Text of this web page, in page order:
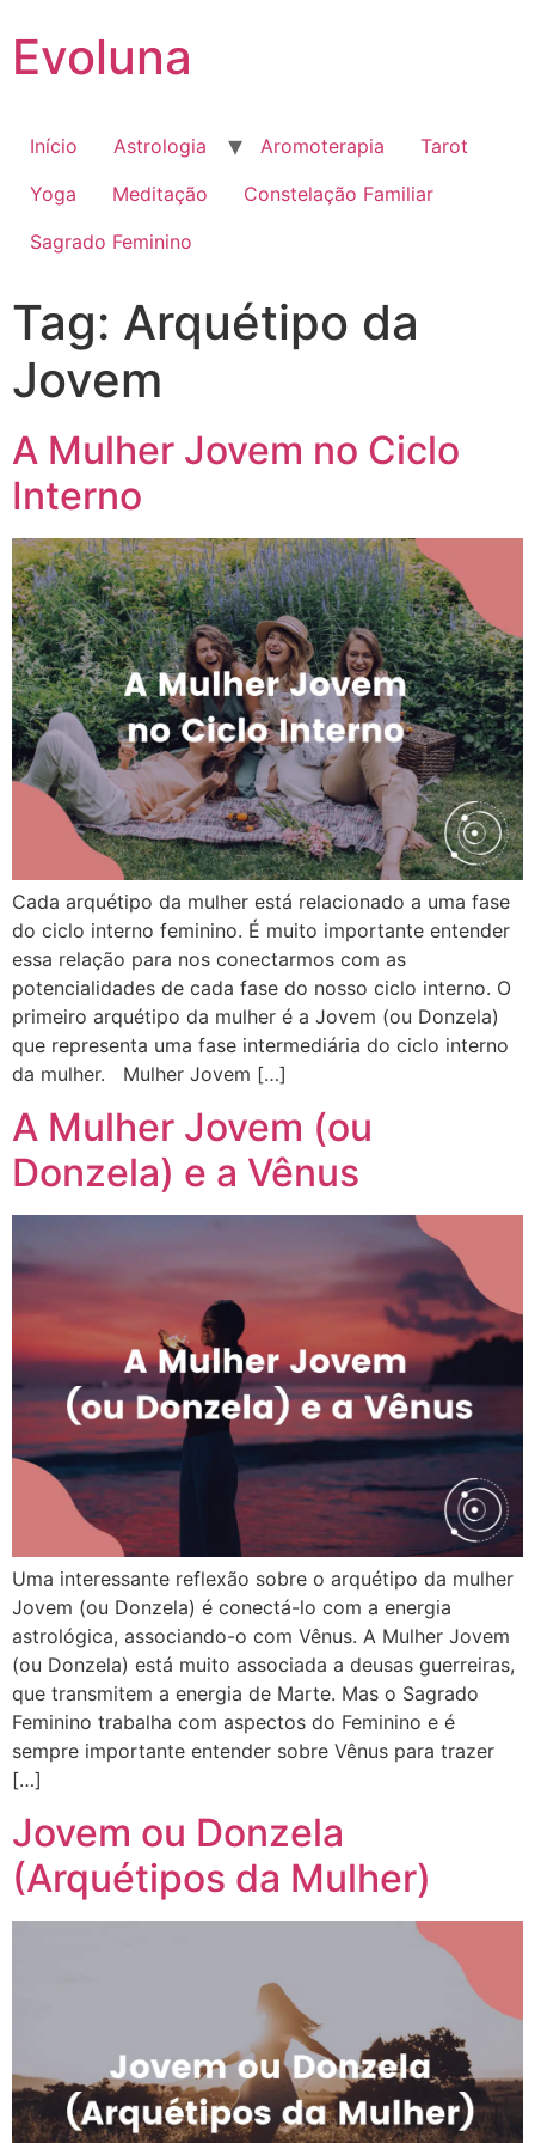
Evoluna
Início Astrologia Aromoterapia
Tarot
Yoga
Meditação
Constelação Familiar
Sagrado Feminino
Tag: Arquétipo da
Jovem
A Mulher Jovem no Ciclo
Interno
Cada arquétipo da mulher está relacionado a uma fase
do ciclo interno feminino. É muito importante entender
essa relação para nos conectarmos com as
potencialidades de cada fase do nosso ciclo interno. O
primeiro arquétipo da mulher é a Jovem (ou Donzela)
que representa uma fase intermediária do ciclo interno
da mulher. Mulher Jovem […]
A Mulher Jovem (ou
Donzela) e a Vênus
Uma interessante reflexão sobre o arquétipo da mulher
Jovem (ou Donzela) é conectá-lo com a energia
astrológica, associando-o com Vênus. A Mulher Jovem
(ou Donzela) está muito associada a deusas guerreiras,
que transmitem a energia de Marte. Mas o Sagrado
Feminino trabalha com aspectos do Feminino e é
sempre importante entender sobre Vênus para trazer
[…]
Jovem ou Donzela
(Arquétipos da Mulher)